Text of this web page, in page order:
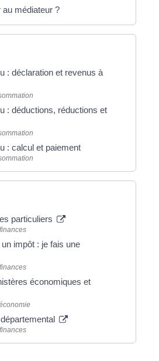
médiateur ?
: déclaration et revenus à
: déductions, réductions et
: calcul et paiement
particuliers
impôt : je fais une
économiques et